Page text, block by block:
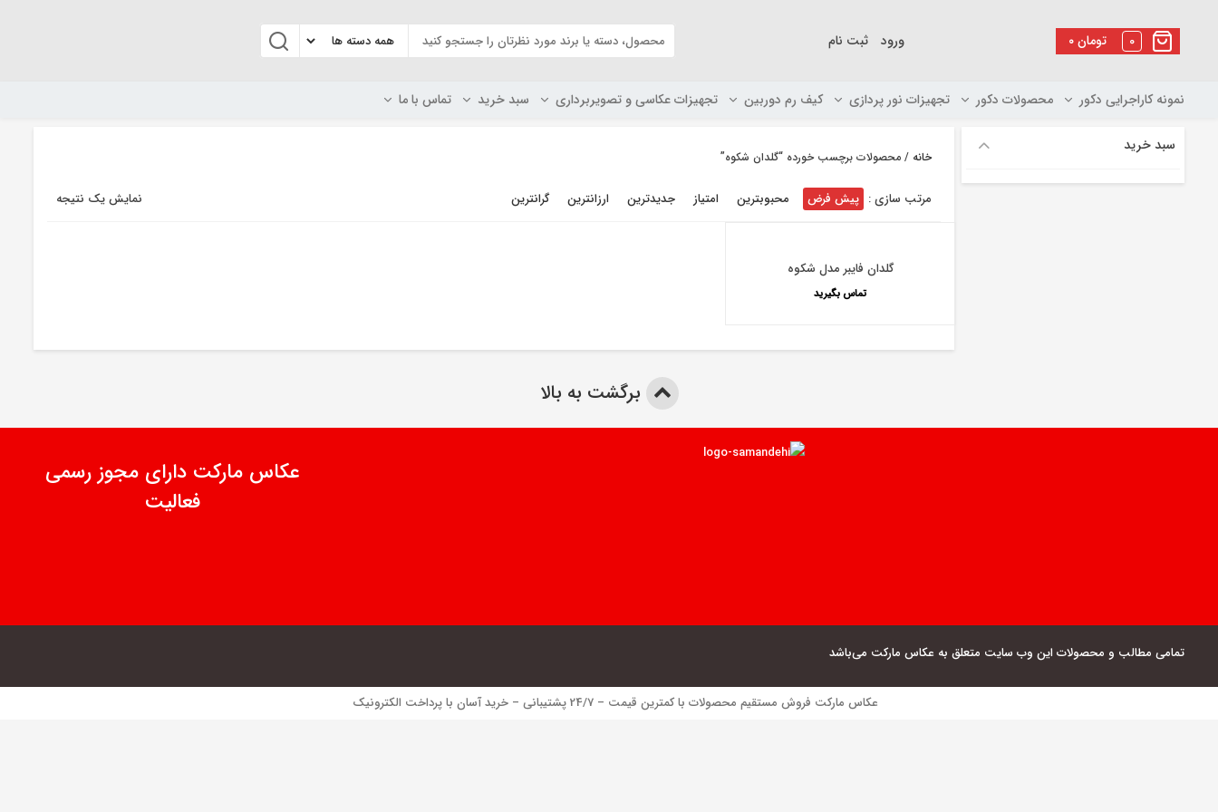
۰تومان 0 ورود ثبت نام
نمونه کاراجرایی دکور محصولات دکور تجهیزات نور پردازی کیف رم دوربین تجهیزات عکاسی و تصویربرداری سبد خرید تماس با ما
خانه / محصولات برچسب خورده “گلدان شکوه”
نمایش یک نتیجه مرتب سازی : پیش فرض محبوبترین امتیاز جدیدترین ارزانترین گرانترین
گلدان فایبر مدل شکوه
تماس بگیرید
سبد خرید
برگشت به بالا
عکاس مارکت دارای مجوز رسمی
فعالیت
تمامی مطالب و محصولات این وب سایت متعلق به عکاس مارکت می‌باشد
عکاس مارکت فروش مستقیم محصولات با کمترین قیمت – 24/7 پشتیبانی – خرید آسان با پرداخت الکترونیک